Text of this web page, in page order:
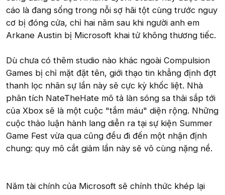
cáo là đang sống trong nỗi sợ hãi tột cùng trước nguy
cơ bị đóng cửa, chỉ hai năm sau khi người anh em
Arkane Austin bị Microsoft khai tử không thương tiếc.
Dù chưa có thêm studio nào khác ngoài Compulsion
Games bị chỉ mặt đặt tên, giới thạo tin khẳng định đợt
thanh lọc nhân sự lần này sẽ cực kỳ khốc liệt. Nhà
phân tích NateTheHate mô tả làn sóng sa thải sắp tới
của Xbox sẽ là một cuộc "tắm máu" diện rộng. Những
cuộc thảo luận hành lang diễn ra tại sự kiện Summer
Game Fest vừa qua cũng đều đi đến một nhận định
chung: quy mô cắt giảm lần này sẽ vô cùng nặng nề.
Năm tài chính của Microsoft sẽ chính thức khép lại